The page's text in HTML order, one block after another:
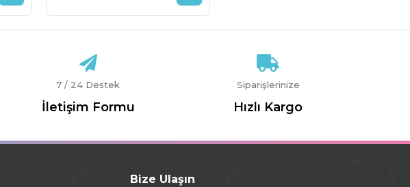
7 / 24 Destek
İletişim Formu
Siparişlerinize
Hızlı Kargo
Bize Ulaşın